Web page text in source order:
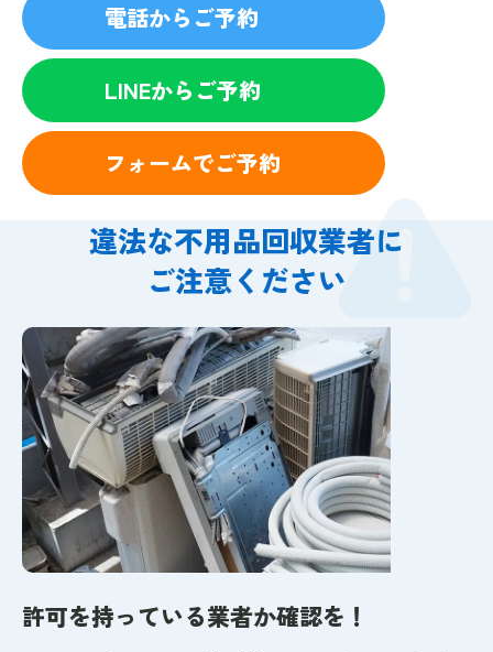
電話からご予約
LINEからご予約
フォームでご予約
違法な不用品回収業者に
ご注意ください
許可を持っている業者か確認を！